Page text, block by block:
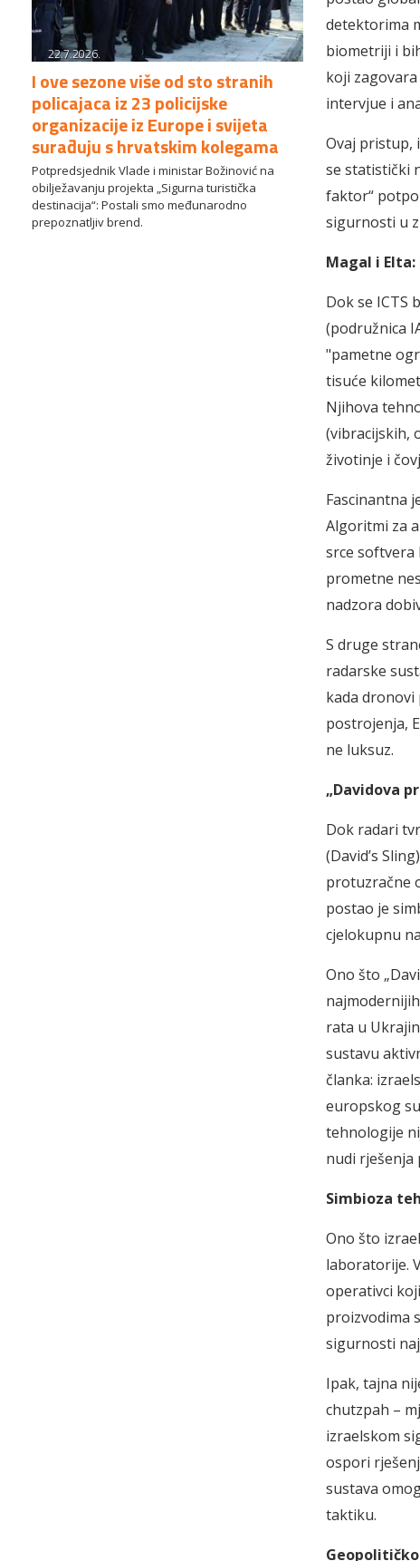
22.7.2026.
I ove sezone više od sto stranih
policajaca iz 23 policijske
organizacije iz Europe i svijeta
surađuju s hrvatskim kolegama
Potpredsjednik Vlade i ministar Božinović na
obilježavanju projekta „Sigurna turistička
destinacija“: Postali smo međunarodno
prepoznatljiv brend.
detektorima
biometriji i
koji
intervjue i
Ovaj pristup,
se statistički
faktor“
sigurnosti u
Magal i
Dok se ICTS
(podružnica
"pametne
tisuće
Njihova
(vibracijskih,
životinje i
Fascinantna
Algoritmi za
srce softvera
prometne
nadzora
S druge
radarske
kada
postrojenja,
ne luksuz.
„Davidova
Dok radari
(David’s
protuzračne
postao je
cjelokupnu
Ono što
rata u
sustavu
članka:
europskog
tehnologije
nudi rješenja
Simbioza
Ono što
laboratorije.
operativci
proizvodima
sigurnosti
Ipak, tajna
chutzpah –
izraelskom
ospori
sustava
taktiku.